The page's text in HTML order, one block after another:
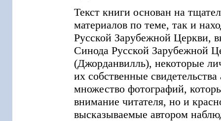
Текст книги основан на
материалов по теме, так и
Русской Зарубежной Церкви,
Синода Русской Зарубежной
(Джорданвилль), некоторые
их собственные
множество фотографий,
внимание читателя, но и
высказываемые автором